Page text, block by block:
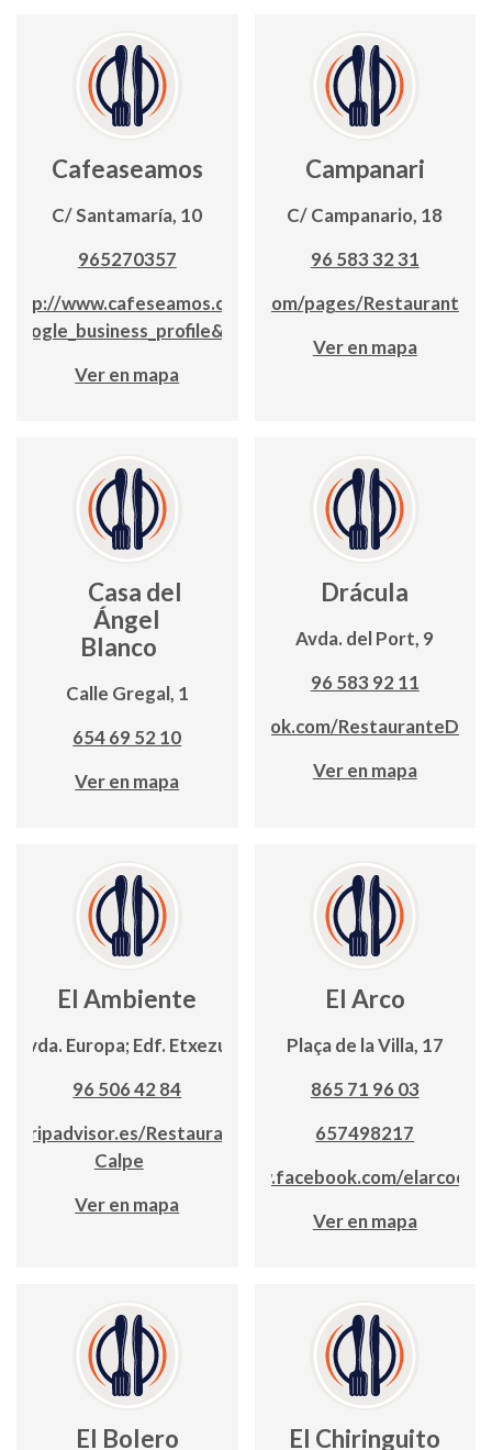
Cafeaseamos
C/ Santamaría, 10
965270357
http://www.cafeseamos.com/?
Ver en mapa
Campanari
C/ Campanario, 18
96 583 32 31
www.facebook.com/pages/
Ver en mapa
Casa del
Ángel
Blanco
Calle Gregal, 1
654 69 52 10
Ver en mapa
Drácula
Avda. del Port, 9
96 583 92 11
www.facebook.com/
Ver en mapa
El Ambiente
Avda. Europa; Edf. Etxezuri
96 506 42 84
Restaurant_El_Ambiente-
Calpe
Ver en mapa
El Arco
Plaça de la Villa, 17
865 71 96 03
657498217
www.facebook.com/
Ver en mapa
El Bolero El Chiringuito